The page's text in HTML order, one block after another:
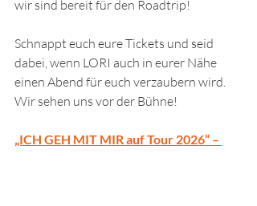
wir sind bereit für den Roadtrip!
Schnappt euch eure Tickets und seid
dabei, wenn LORI auch in eurer Nähe
einen Abend für euch verzaubern wird.
Wir sehen uns vor der Bühne!
„ICH GEH MIT MIR auf Tour 2026“ –